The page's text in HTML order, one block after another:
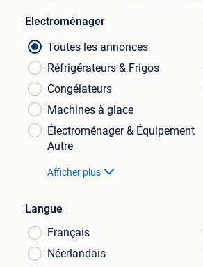
Electroménager
Toutes les annonces
Réfrigérateurs & Frigos
Congélateurs
Machines à glace
Électroménager & Équipement
Autre
Afficher plus
Langue
Français
Néerlandais